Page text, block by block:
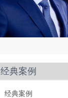
经典案例
经典案例